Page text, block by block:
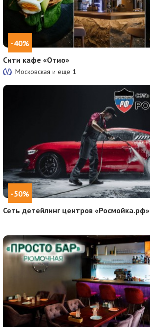
-40%
Сити кафе «Отио»
Московская и еще 1
-50%
Сеть детейлинг центров «Росмойка.рф»